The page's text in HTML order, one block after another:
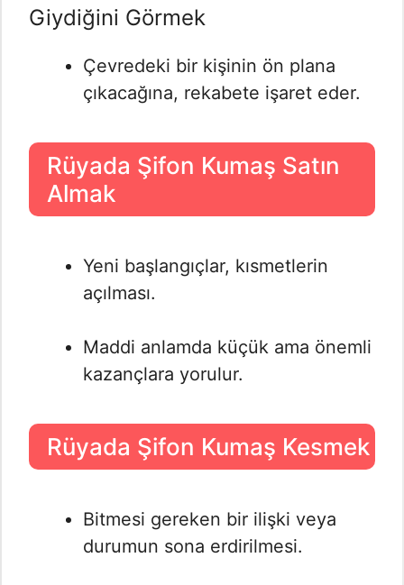
Giydiğini Görmek
Çevredeki bir kişinin ön plana
çıkacağına, rekabete işaret eder.
Rüyada Şifon Kumaş Satın
Almak
Yeni başlangıçlar, kısmetlerin
açılması.
Maddi anlamda küçük ama önemli
kazançlara yorulur.
Rüyada Şifon Kumaş Kesmek
Bitmesi gereken bir ilişki veya
durumun sona erdirilmesi.